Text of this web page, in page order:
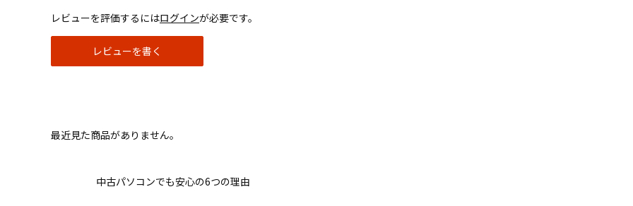
レビューを評価するにはログインが必要です。
レビューを書く
最近見た商品がありません。
中古パソコンでも安心の6つの理由